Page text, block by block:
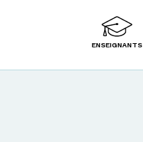
ENSEIGNANTS